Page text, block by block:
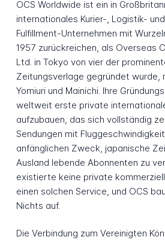
OCS Worldwide ist ein in
internationales Kurier-, Logistik-
Fulfillment-Unternehmen mit
1957 zurückreichen, als Overseas
Ltd. in Tokyo von vier der
Zeitungsverlage gegründet wurde,
Yomiuri und Mainichi. Ihre
weltweit erste private
aufzubauen, das sich vollständig
Sendungen mit
anfänglichen Zweck, japanische
Ausland lebende Abonnenten zu
existierte keine private
einen solchen Service, und OCS
Nichts auf.
Die Verbindung zum Vereinigten